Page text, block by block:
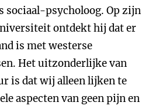
sociaal-psycholoog. Op zijn
ontdekt hij dat er
is met westerse
Het uitzonderlijke van
is dat wij alleen lijken te
aspecten van geen pijn en